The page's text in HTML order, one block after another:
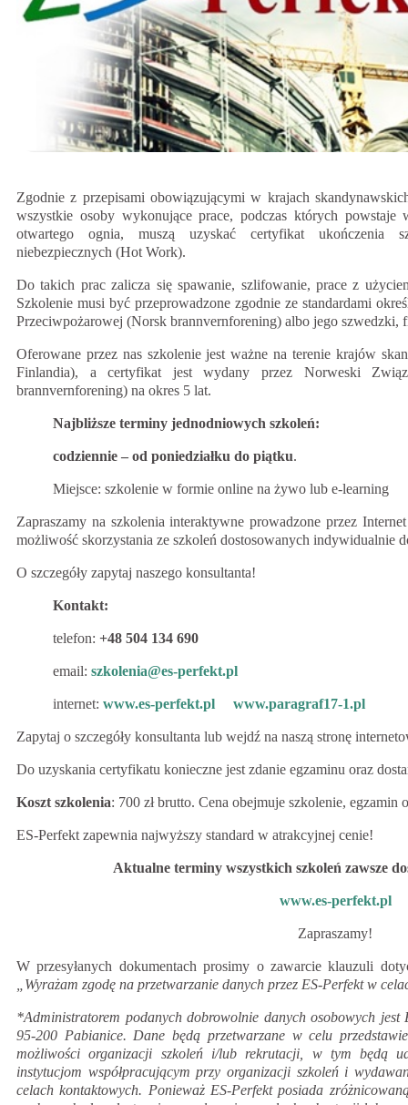
Zgodnie z przepisami obowiązującymi w krajach
wszystkie osoby wykonujące prace, podczas których
otwartego ognia, muszą uzyskać certyfikat ukończenia
niebezpiecznych (Hot Work).
Do takich prac zalicza się spawanie, szlifowanie, prace z
Szkolenie musi być przeprowadzone zgodnie ze standardami
Przeciwpożarowej (Norsk brannvernforening) albo jego
Oferowane przez nas szkolenie jest ważne na terenie krajów
Finlandia), a certyfikat jest wydany przez Norweski
brannvernforening) na okres 5 lat.
Najbliższe terminy jednodniowych szkoleń:
codziennie – od poniedziałku do piątku.
Miejsce: szkolenie w formie online na żywo lub e-learning
Zapraszamy na szkolenia interaktywne prowadzone przez
możliwość skorzystania ze szkoleń dostosowanych indywidualnie
O szczegóły zapytaj naszego konsultanta!
Kontakt:
telefon: +48 504 134 690
email: szkolenia@es-perfekt.pl
internet: www.es-perfekt.pl www.paragraf17-1.pl
Zapytaj o szczegóły konsultanta lub wejdź na naszą stronę
Do uzyskania certyfikatu konieczne jest zdanie egzaminu oraz
Koszt szkolenia: 700 zł brutto. Cena obejmuje szkolenie,
ES-Perfekt zapewnia najwyższy standard w atrakcyjnej cenie!
Aktualne terminy wszystkich szkoleń zawsze
www.es-perfekt.pl
Zapraszamy!
W przesyłanych dokumentach prosimy o zawarcie klauzuli
„Wyrażam zgodę na przetwarzanie danych przez ES-Perfekt w
*Administratorem podanych dobrowolnie danych osobowych
95-200 Pabianice. Dane będą przetwarzane w celu
możliwości organizacji szkoleń i/lub rekrutacji, w tym będą
instytucjom współpracującym przy organizacji szkoleń i
celach kontaktowych. Ponieważ ES-Perfekt posiada